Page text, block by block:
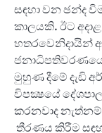
සඳහා වන ඡන්ද
කාලයකි. ඊට
හතරවෙනිදායින්
ජනාධිපතිවරණයේ
මුහුණ දීමේ දැඩි
විපක්‍ෂයේ
කරනවාද
තීරණය කිරීම